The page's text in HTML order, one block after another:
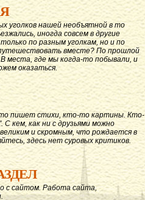
уголков нашей необъятной в то
иногда совсем в другие
по разным уголкам, но и по
вместе? По прошлой
места, где мы когда-то побывали, и
оказаться.
пишет стихи, кто-то картины. Кто-
кем, как ни с друзьями можно
и скромным, что рождается в
здесь нет суровых критиков.
с сайтом. Работа сайта,